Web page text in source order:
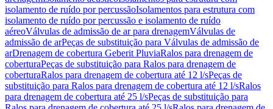
isolamento de ruído por percussãoIsolamentos para estrutura com
isolamento de ruído por percussão e isolamento de ruído
aéreoVálvulas de admissão de ar para drenagemVálvulas de
admissão de arPeças de substituição para Válvulas de admissão de
arDrenagem de cobertura Geberit PluviaRalos para drenagem de
coberturaPeças de substituição para Ralos para drenagem de
coberturaRalos para drenagem de cobertura até 12 l/sPeças de
substituição para Ralos para drenagem de cobertura até 12 l/sRalos
para drenagem de cobertura até 25 l/sPeças de substituição para